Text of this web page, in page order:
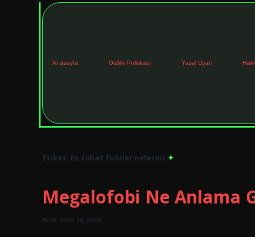
Anasayfa Gizlilik Politikası Yasal Uyarı
Etiket: En tuhaf fobiler nelerdir
Megalofobi Ne Anlama
Tarih: Ekim 18, 2024